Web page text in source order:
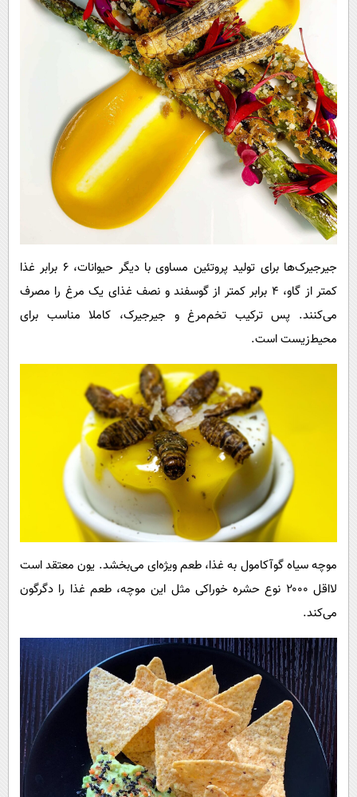
جیرجیرک‌ها برای تولید پروتئین مساوی با دیگر حیوانات، ۶ ‌برابر غذا
کمتر از گاو، ۴ برابر کمتر از گوسفند و نصف غذای یک مرغ را مصرف
می‌کنند. پس ترکیب تخم‌مرغ و جیرجیرک، کاملا مناسب برای
محیط‌زیست است.
موچه سیاه گوآکامول به غذا، طعم ویژه‌ای می‌بخشد. یون معتقد است
لااقل ۲۰۰۰ نوع حشره خوراکی مثل این موچه، طعم غذا را دگرگون
می‌کند.